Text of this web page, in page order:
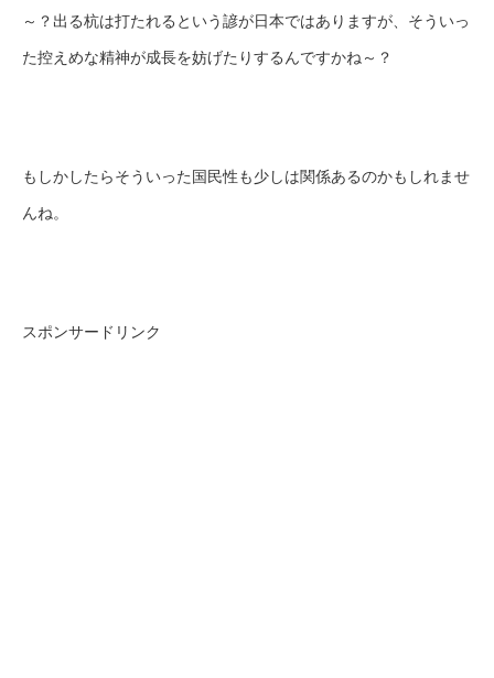
～？出る杭は打たれるという諺が日本ではありますが、そういっ
た控えめな精神が成長を妨げたりするんですかね～？
もしかしたらそういった国民性も少しは関係あるのかもしれませ
んね。
スポンサードリンク